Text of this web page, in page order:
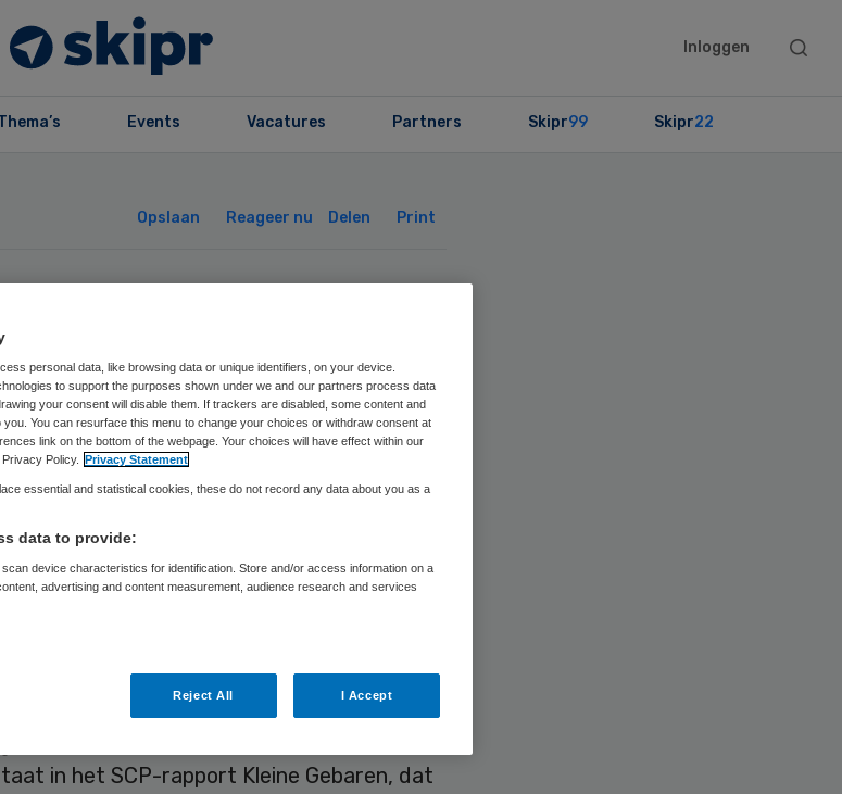
Inloggen
Search
Events Vacatures Partners Skipr99 Skipr22
Opslaan Reageer nu Delen Print
biedt
vangnet
mensen nauwer en vaker sociaal contact
in het SCP-rapport Kleine Gebaren, dat
personal data, like browsing data or unique identifiers, on your device.
to support the purposes shown under we and our partners process data
your consent will disable them. If trackers are disabled, some content and
You can resurface this menu to change your choices or withdraw consent at
link on the bottom of the webpage. Your choices will have effect within our
Policy.
Privacy Statement
essential and statistical cookies, these do not record any data about you as a
data to provide:
device characteristics for identification. Store and/or access information on a
advertising and content measurement, audience research and services
Reject All I Accept